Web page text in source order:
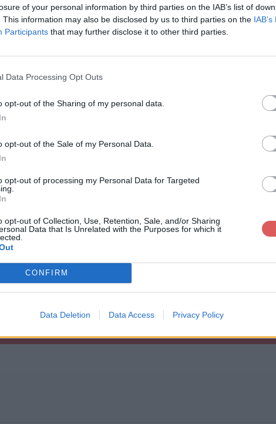
of your personal information by third parties on the IAB’s list of
This information may also be disclosed by us to third parties on the
Participants that may further disclose it to other third parties.
Data Processing Opt Outs
opt-out of the Sharing of my personal data.
opt-out of the Sale of my Personal Data.
opt-out of processing my Personal Data for Targeted
opt-out of Collection, Use, Retention, Sale, and/or Sharing
Data that Is Unrelated with the Purposes for which it
CONFIRM
Data Deletion Data Access Privacy Policy
sur le Web et les réseaux